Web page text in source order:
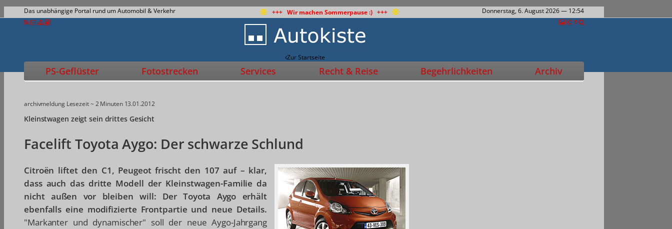
Das unabhängige Portal rund um Automobil & Verkehr +++ Wir machen Sommerpause :) +++ Donnerstag, 6. August 2026— 12:54
Zur Startseite
PS-Geflüster Fotostrecken Services Recht & Reise Begehrlichkeiten Archiv
archivmeldung Lesezeit ~ 2 Minuten 13.01.2012
Kleinstwagen zeigt sein drittes Gesicht
Facelift Toyota Aygo: Der schwarze Schlund
Citroën liftet den C1, Peugeot frischt den 107 auf – klar,
dass auch das dritte Modell der Kleinstwagen-Familie da
nicht außen vor bleiben will: Der Toyota Aygo erhält
ebenfalls eine modifizierte Frontpartie und neue Details.
"Markanter und dynamischer" soll der neue Aygo-Jahrgang